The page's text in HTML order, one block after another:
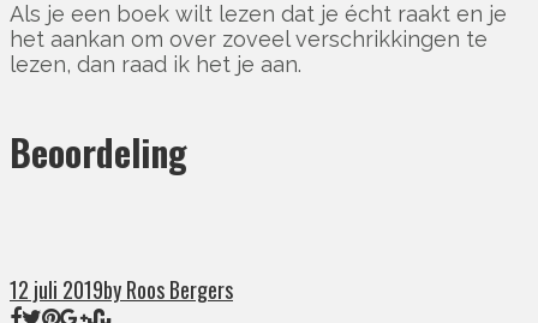
Als je een boek wilt lezen dat je écht raakt en je
het aankan om over zoveel verschrikkingen te
lezen, dan raad ik het je aan.
Beoordeling
12 juli 2019by Roos Bergers